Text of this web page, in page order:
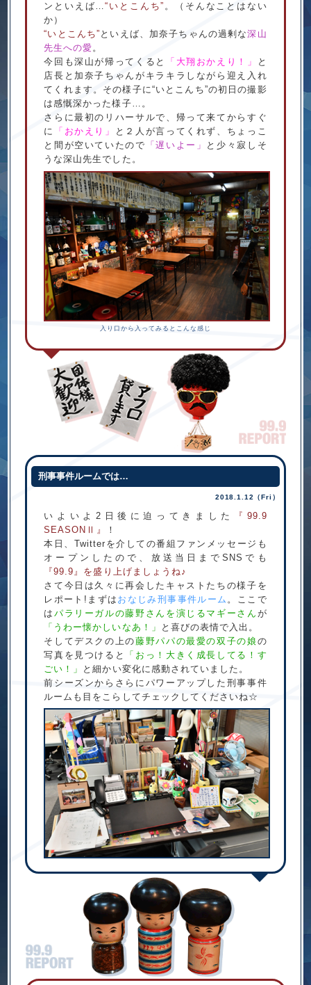
ンといえば…“いとこんち” 。（そんなことはない
か）
“いとこんち” といえば、加奈子ちゃんの過剰な深山
先生への愛。
今回も深山が帰ってくると
「大翔おかえり！」
と
店長と加奈子ちゃんがキラキラしながら迎え入れ
てくれます。その様子に“いとこんち”の初日の撮影
は感慨深かった様子…。
さらに最初のリハーサルで、帰って来てからすぐ
に
「おかえり」
と２人が言ってくれず、ちょっこ
と間が空いていたので 「遅いよー」
と少々寂しそ
うな深山先生でした。
入り口から入ってみるとこんな感じ
刑事事件ルームでは…
2018.1.12（Fri）
いよいよ2日後に迫ってきました
『99.9
SEASON Ⅱ 』
！
本日、Twitterを介しての番組ファンメッセージも
オープンしたので、放送当日までSNSでも
『99.9』を盛り上げましょうね♪
さて今日は久々に再会したキャストたちの様子を
レポート!まずは おなじみ刑事事件ルーム 。ここで
は パラリーガルの藤野さんを演じるマギーさん が
「うわー懐かしいなあ！」
と喜びの表情で入出。
そしてデスクの上の藤野パパの最愛の双子の娘 の
写真を見つけると
「おっ！大きく成長してる！す
ごい！」
と細かい変化に感動されていました。
前シーズンからさらにパワーアップした刑事事件
ルームも目をこらしてチェックしてくださいね☆